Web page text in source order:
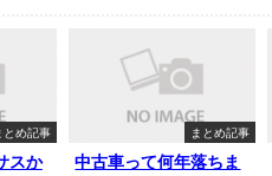
とめ記事
スか
まとめ記事
中古車って何年落ちま